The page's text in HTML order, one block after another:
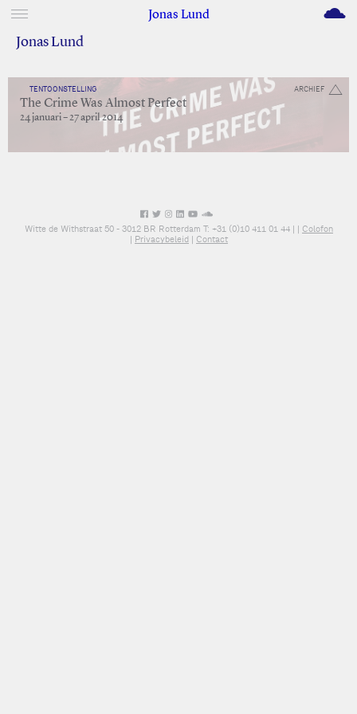
Jonas Lund M
Jonas Lund
ARCHIEF
TENTOONSTELLING
The Crime Was Almost Perfect
24 januari – 27 april 2014
Witte de Withstraat 50 - 3012 BR Rotterdam T: +31 (0)10 411 01 44 | | Colofon
| Privacybeleid| Contact